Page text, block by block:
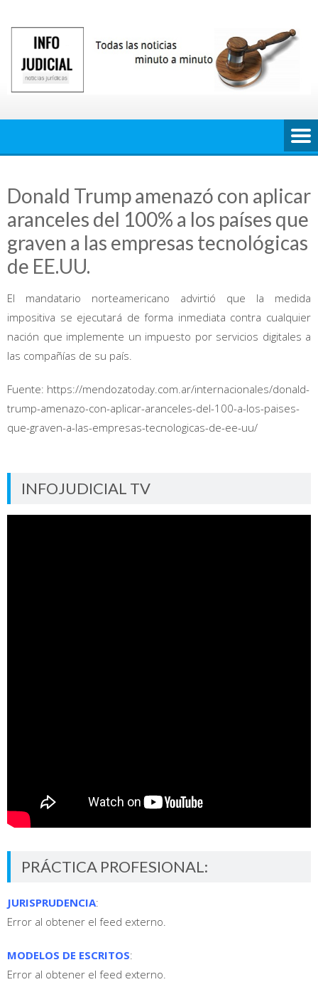
contenido
Donald Trump amenazó con aplicar
aranceles del 100% a los países que
graven a las empresas tecnológicas
de EE.UU.
El mandatario norteamericano advirtió que la medida
impositiva se ejecutará de forma inmediata contra cualquier
nación que implemente un impuesto por servicios digitales a
las compañías de su país.
Fuente: https://mendozatoday.com.ar/internacionales/donald-
trump-amenazo-con-aplicar-aranceles-del-100-a-los-paises-
que-graven-a-las-empresas-tecnologicas-de-ee-uu/
INFOJUDICIAL TV
PRÁCTICA PROFESIONAL:
JURISPRUDENCIA:
Error al obtener el feed externo.
MODELOS DE ESCRITOS:
Error al obtener el feed externo.